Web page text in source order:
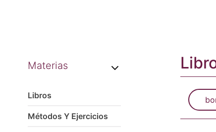
Materias
Libros
Métodos Y Ejercicios